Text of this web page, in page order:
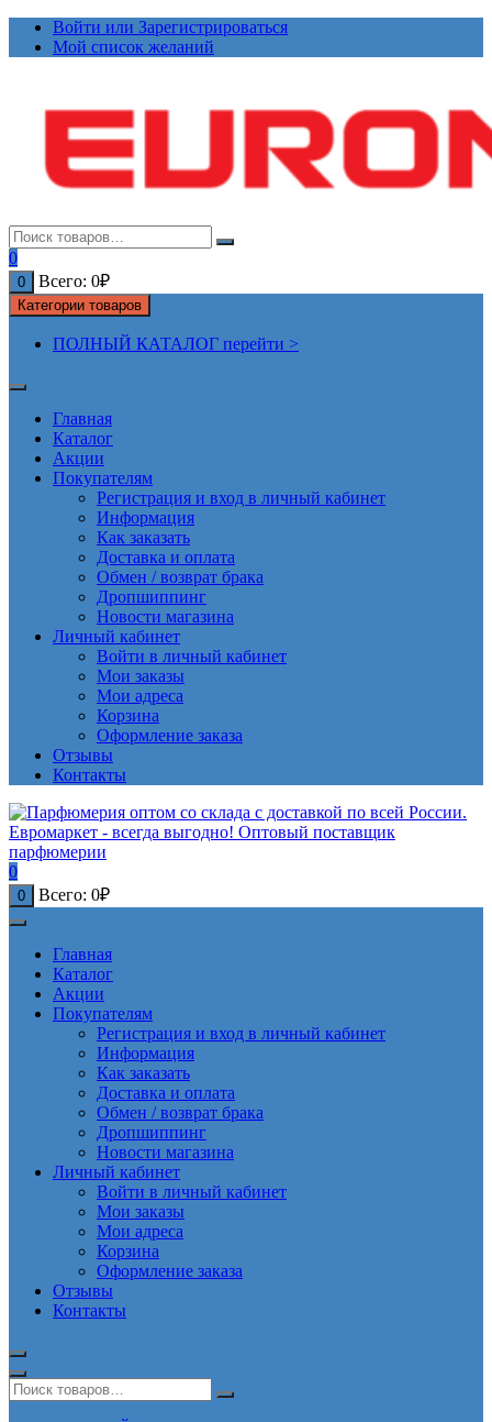
ПерейтиВойти или Зарегистрироваться
Мой список желаний
0
0 Всего: 0₽
Категории товаров
ПОЛНЫЙ КАТАЛОГ перейти >
Главная
Каталог
Акции
Покупателям
Регистрация и вход в личный кабинет
Информация
Как заказать
Доставка и оплата
Обмен / возврат брака
Дропшиппинг
Новости магазина
Личный кабинет
Войти в личный кабинет
Мои заказы
Мои адреса
Корзина
Оформление заказа
Отзывы
Контакты
0
0 Всего: 0₽
Главная
Каталог
Акции
Покупателям
Регистрация и вход в личный кабинет
Информация
Как заказать
Доставка и оплата
Обмен / возврат брака
Дропшиппинг
Новости магазина
Личный кабинет
Войти в личный кабинет
Мои заказы
Мои адреса
Корзина
Оформление заказа
Отзывы
Контакты